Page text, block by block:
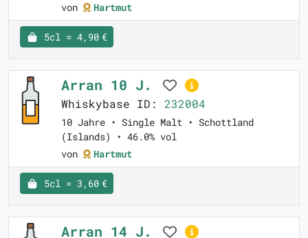
von
Hartmut
5cl = 4,90 €
Arran 10 J.
Whiskybase ID: 232004
10 Jahre • Single Malt • Schottland
(Islands) • 46.0% vol
von
Hartmut
5cl = 3,60 €
Arran 14 J.